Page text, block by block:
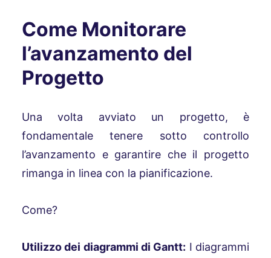
Come Monitorare
l’avanzamento del
Progetto
Una volta avviato un progetto, è
fondamentale tenere sotto controllo
l’avanzamento e garantire che il progetto
rimanga in linea con la pianificazione.
Come?
Utilizzo dei diagrammi di Gantt: I diagrammi